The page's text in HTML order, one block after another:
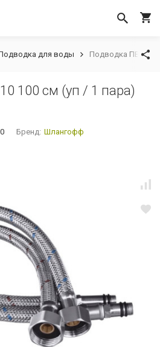
для воды Подводка ПВХ
100 см (уп / 1 пара)
Бренд: Шлангофф